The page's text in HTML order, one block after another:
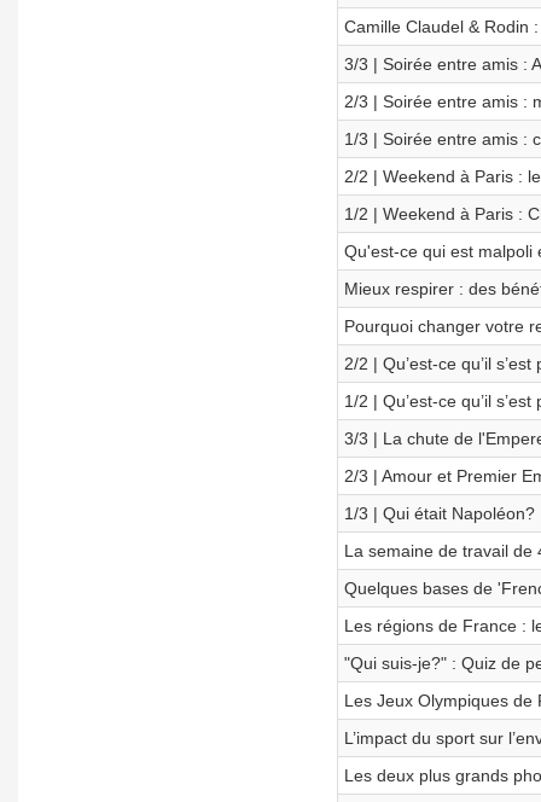
Camille Claudel & Rodin
3/3 | Soirée entre amis :
2/3 | Soirée entre amis :
1/3 | Soirée entre amis :
2/2 | Weekend à Paris :
1/2 | Weekend à Paris :
Qu'est-ce qui est malpoli
Mieux respirer : des
Pourquoi changer votre
2/2 | Qu’est-ce qu’il
1/2 | Qu’est-ce qu’il
3/3 | La chute de
2/3 | Amour et Premier
1/3 | Qui était Napoléon?
La semaine de travail de
Quelques bases de
Les régions de France :
"Qui suis-je?" : Quiz de
Les Jeux Olympiques de
L’impact du sport sur
Les deux plus grands